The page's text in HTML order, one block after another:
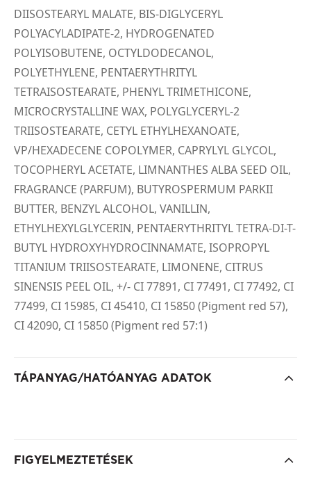
DIISOSTEARYL MALATE, BIS-DIGLYCERYL
POLYACYLADIPATE-2, HYDROGENATED
POLYISOBUTENE, OCTYLDODECANOL,
POLYETHYLENE, PENTAERYTHRITYL
TETRAISOSTEARATE, PHENYL TRIMETHICONE,
MICROCRYSTALLINE WAX, POLYGLYCERYL-2
TRIISOSTEARATE, CETYL ETHYLHEXANOATE,
VP/HEXADECENE COPOLYMER, CAPRYLYL GLYCOL,
TOCOPHERYL ACETATE, LIMNANTHES ALBA SEED OIL,
FRAGRANCE (PARFUM), BUTYROSPERMUM PARKII
BUTTER, BENZYL ALCOHOL, VANILLIN,
ETHYLHEXYLGLYCERIN, PENTAERYTHRITYL TETRA-DI-T-
BUTYL HYDROXYHYDROCINNAMATE, ISOPROPYL
TITANIUM TRIISOSTEARATE, LIMONENE, CITRUS
SINENSIS PEEL OIL, +/- CI 77891, CI 77491, CI 77492, CI
77499, CI 15985, CI 45410, CI 15850 (Pigment red 57),
CI 42090, CI 15850 (Pigment red 57:1)
TÁPANYAG/HATÓANYAG ADATOK
FIGYELMEZTETÉSEK